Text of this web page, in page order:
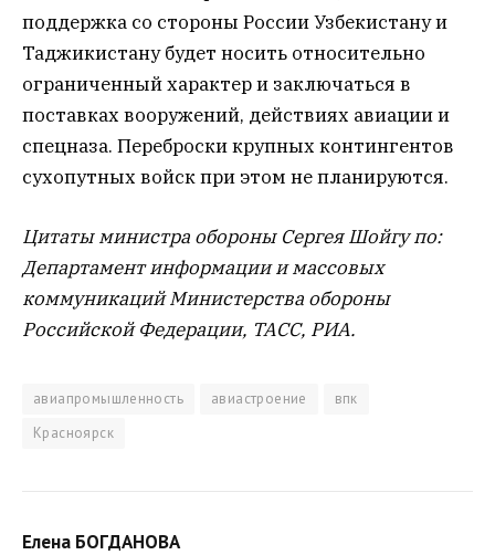
поддержка со стороны России Узбекистану и
Таджикистану будет носить относительно
ограниченный характер и заключаться в
поставках вооружений, действиях авиации и
спецназа. Переброски крупных контингентов
сухопутных войск при этом не планируются.
Цитаты министра обороны Сергея Шойгу по:
Департамент информации и массовых
коммуникаций Министерства обороны
Российской Федерации, ТАСС, РИА.
авиапромышленность авиастроение
впк
Красноярск
Елена БОГДАНОВА